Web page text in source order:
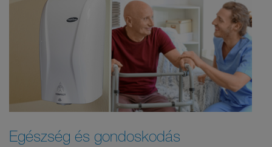
Egészség és gondoskodás